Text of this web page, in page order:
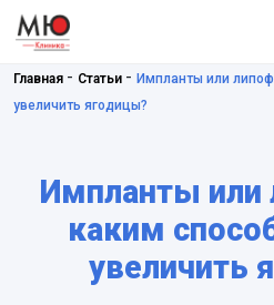
Главная - Статьи - Импланты или
увеличить ягодицы?
Импланты или
каким
увеличить